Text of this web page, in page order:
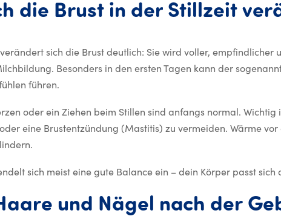
die Brust in der Stillzeit
sich die Brust deutlich: Sie wird voller, empfindlicher
Besonders in den ersten Tagen kann der
führen.
oder ein Ziehen beim Stillen sind anfangs normal.
eine Brustentzündung (Mastitis) zu vermeiden. Wärme
sich meist eine gute Balance ein – dein Körper passt sich
und Nägel nach der